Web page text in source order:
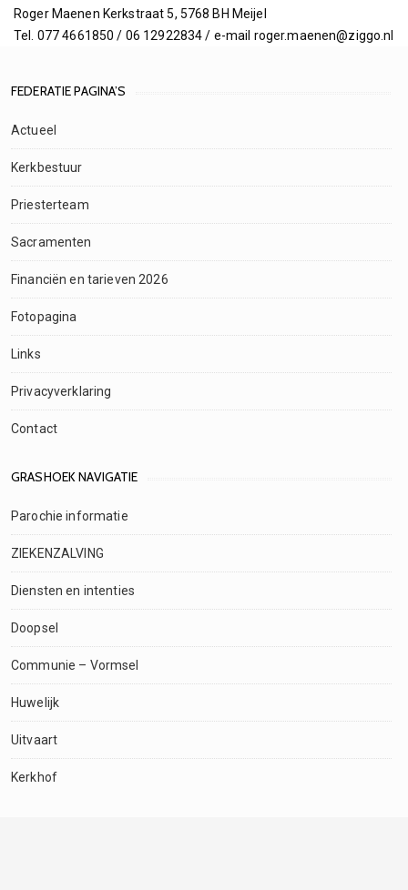
Roger Maenen Kerkstraat 5, 5768 BH Meijel
Tel. 077 4661850 / 06 12922834 / e-mail roger.maenen@ziggo.nl
FEDERATIE PAGINA’S
Actueel
Kerkbestuur
Priesterteam
Sacramenten
Financiën en tarieven 2026
Fotopagina
Links
Privacyverklaring
Contact
GRASHOEK NAVIGATIE
Parochie informatie
ZIEKENZALVING
Diensten en intenties
Doopsel
Communie – Vormsel
Huwelijk
Uitvaart
Kerkhof